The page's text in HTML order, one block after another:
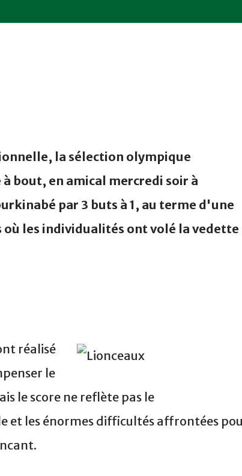
la sélection olympique
bout, en amical mercredi soir à
par 3 buts à 1, au terme d'une
les individualités ont volé la vedette
réalisé
le
le score ne reflète pas le
les énormes difficultés affrontées